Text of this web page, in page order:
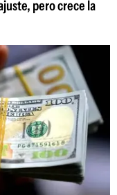
pero crece la